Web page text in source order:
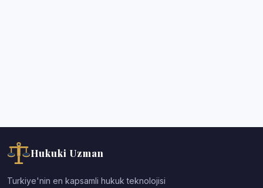
Hukuki Uzman
Turkiye'nin en kapsamli hukuk teknolojisi